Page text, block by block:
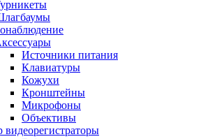
Источники питания
Клавиатуры
Кожухи
Кронштейны
Микрофоны
Объективы
видеорегистраторы